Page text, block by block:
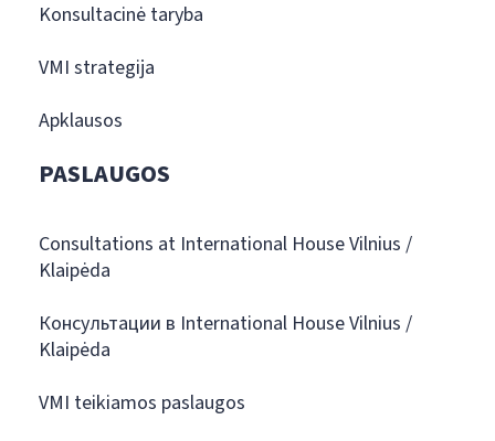
Konsultacinė taryba
VMI strategija
Apklausos
PASLAUGOS
Consultations at International House Vilnius /
Klaipėda
Консультации в International House Vilnius /
Klaipėda
VMI teikiamos paslaugos